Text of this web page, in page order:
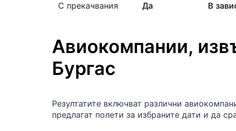
С прекачвания Да В
Авиокомпании,
Бургас
Резултатите включват различни
предлагат полети за избраните дати и да